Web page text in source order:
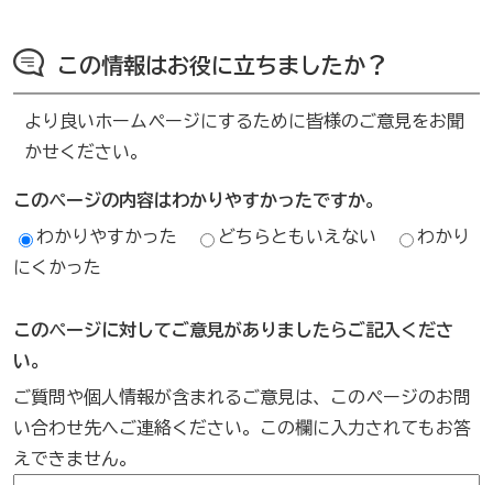
この情報はお役に立ちましたか？
より良いホームページにするために皆様のご意見をお聞
かせください。
このページの内容はわかりやすかったですか。
わかりやすかった どちらともいえない
わかり
にくかった
このページに対してご意見がありましたらご記入くださ
い。
ご質問や個人情報が含まれるご意見は、このページのお問
い合わせ先へご連絡ください。この欄に入力されてもお答
えできません。